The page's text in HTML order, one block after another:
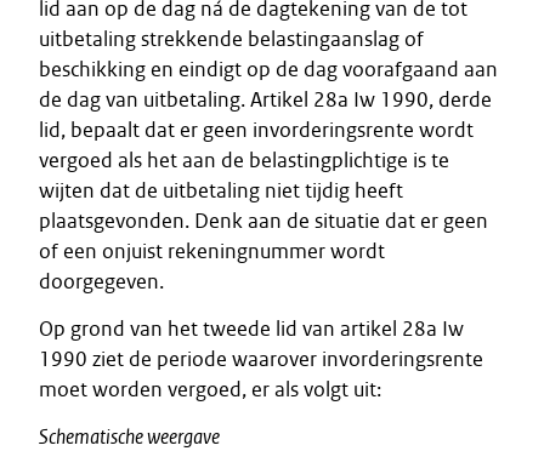
lid aan op de dag ná de dagtekening van de tot
uitbetaling strekkende belastingaanslag of
beschikking en eindigt op de dag voorafgaand aan
de dag van uitbetaling. Artikel 28a Iw 1990, derde
lid, bepaalt dat er geen invorderingsrente wordt
vergoed als het aan de belastingplichtige is te
wijten dat de uitbetaling niet tijdig heeft
plaatsgevonden. Denk aan de situatie dat er geen
of een onjuist rekeningnummer wordt
doorgegeven.
Op grond van het tweede lid van artikel 28a Iw
1990 ziet de periode waarover invorderingsrente
moet worden vergoed, er als volgt uit:
Schematische weergave